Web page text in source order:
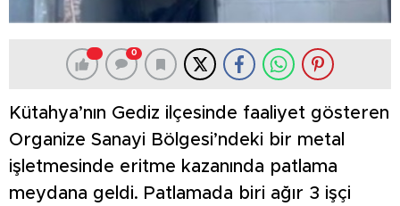
0
Kütahya’nın Gediz ilçesinde faaliyet gösteren
Organize Sanayi Bölgesi’ndeki bir metal
işletmesinde eritme kazanında patlama
meydana geldi. Patlamada biri ağır 3 işçi